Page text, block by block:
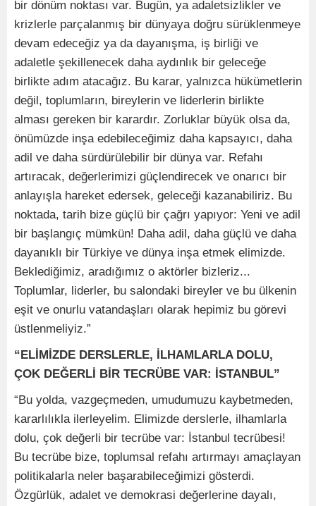
bir dönüm noktası var. Bugün, ya adaletsizlikler ve
krizlerle parçalanmış bir dünyaya doğru sürüklenmeye
devam edeceğiz ya da dayanışma, iş birliği ve
adaletle şekillenecek daha aydınlık bir geleceğe
birlikte adım atacağız. Bu karar, yalnızca hükümetlerin
değil, toplumların, bireylerin ve liderlerin birlikte
alması gereken bir karardır. Zorluklar büyük olsa da,
önümüzde inşa edebileceğimiz daha kapsayıcı, daha
adil ve daha sürdürülebilir bir dünya var. Refahı
artıracak, değerlerimizi güçlendirecek ve onarıcı bir
anlayışla hareket edersek, geleceği kazanabiliriz. Bu
noktada, tarih bize güçlü bir çağrı yapıyor: Yeni ve adil
bir başlangıç mümkün! Daha adil, daha güçlü ve daha
dayanıklı bir Türkiye ve dünya inşa etmek elimizde.
Beklediğimiz, aradığımız o aktörler bizleriz...
Toplumlar, liderler, bu salondaki bireyler ve bu ülkenin
eşit ve onurlu vatandaşları olarak hepimiz bu görevi
üstlenmeliyiz.”
“ELİMİZDE DERSLERLE, İLHAMLARLA DOLU,
ÇOK DEĞERLİ BİR TECRÜBE VAR: İSTANBUL”
“Bu yolda, vazgeçmeden, umudumuzu kaybetmeden,
kararlılıkla ilerleyelim. Elimizde derslerle, ilhamlarla
dolu, çok değerli bir tecrübe var: İstanbul tecrübesi!
Bu tecrübe bize, toplumsal refahı artırmayı amaçlayan
politikalarla neler başarabileceğimizi gösterdi.
Özgürlük, adalet ve demokrasi değerlerine dayalı,